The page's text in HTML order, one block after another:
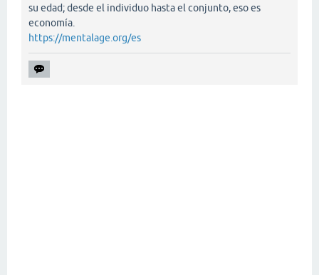
su edad; desde el individuo hasta el conjunto, eso es
economía.
https://mentalage.org/es